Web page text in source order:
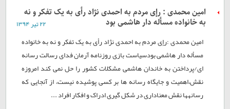
امین محمدی : رإی مردم به احمدی نژاد رأی به یک تفکر و نه
به خانواده مسأله دار هاشمی بود ۲۲ تير ۱۳۹۴
امین محمدی :رإی مردم به احمدی نژاد رأی به یک تفکر و نه به خانواده
مسأله دار هاشمی بودسیاست بازی روزنامه آرمان فدای رسالت رسانه
ای/پرداختن به خاندان هاشمی مشکلات کشور را حل نمی کند امروزه
نقش،اهمیت و جایگاه رسانه ها بر کسی پوشیده نیست، از آنجایی که
رسانهها نقش معناداری در شکل گیری ادراک و افکار افراد ...